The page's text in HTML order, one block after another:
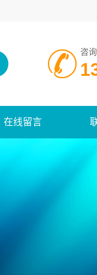
咨
在线留言